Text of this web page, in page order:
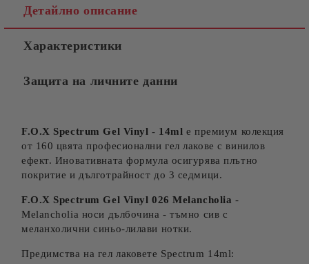
Съгласен съм с
Ние ще се свържем с вас в рамките на работния ден.
Детайлно описание
Характеристики
Защита на личните данни
F.O.X Spectrum Gel Vinyl - 14ml е премиум колекция
от 160 цвята професионални гел лакове с винилов
ефект. Иновативната формула осигурява плътно
покритие и дълготрайност до 3 седмици.
F.O.X Spectrum Gel Vinyl 026 Melancholia -
Melancholia носи дълбочина - тъмно сив с
меланхолични синьо-лилави нотки.
Предимства на гел лаковете Spectrum 14ml: